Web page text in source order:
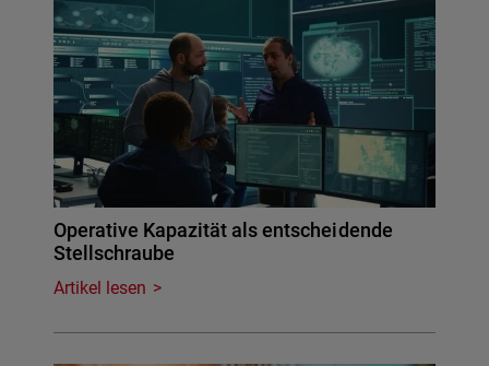
Operative Kapazität als entscheidende
Stellschraube
Artikel lesen